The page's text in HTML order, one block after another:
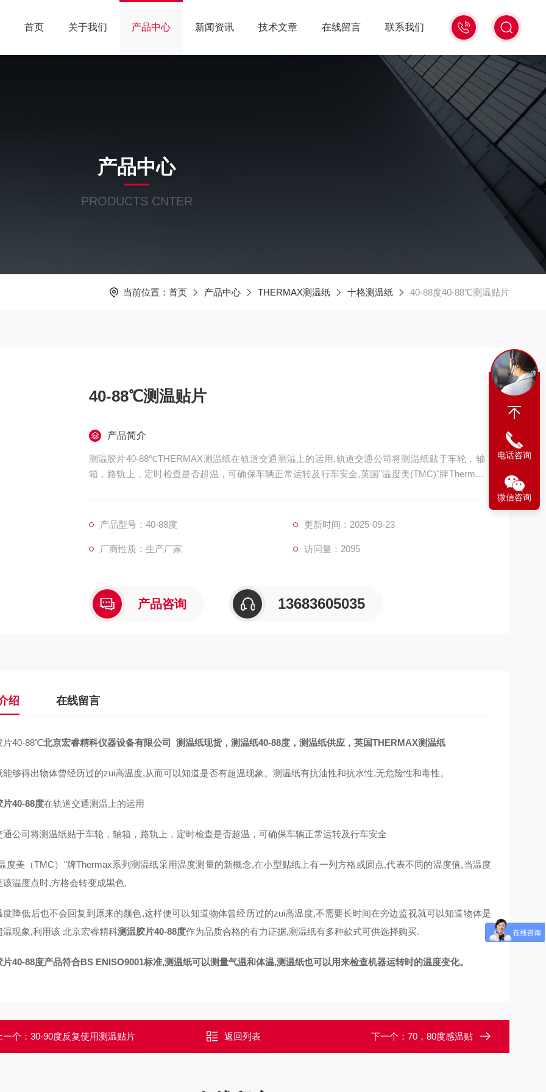
13439477936
首页 关于我们 产品中心 新闻资讯 技术文章 在线留言 联系我们
产品中心
PRODUCTS CNTER
当前位置： 首页 产品中心 THERMAX测温纸 十格测温纸 40-88度40-88℃测温贴片
40-88℃测温贴片
产品简介
测温胶片40-88℃THERMAX测温纸在轨道交通测温上的运用,轨道交通公司将测温纸贴于车轮，轴
箱，路轨上，定时检查是否超温，可确保车辆正常运转及行车安全,英国"温度美(TMC)"牌Thermax
产品型号：40-88度 更新时间：2025-09-23
厂商性质：生产厂家 访问量：2095
产品咨询 13683605035
绍 在线留言
片40-88℃北京宏睿精科仪器设备有限公司 测温纸现货，测温纸40-88度，测温纸供应，英国THERMAX测温纸
能够得出物体曾经历过的zui高温度,从而可以知道是否有超温现象。测温纸有抗油性和抗水性,无危险性和毒性。
片40-88度在轨道交通测温上的运用
通公司将测温纸贴于车轮，轴箱，路轨上，定时检查是否超温，可确保车辆正常运转及行车安全
度美（TMC）"牌Thermax系列测温纸采用温度测量的新概念,在小型贴纸上有一列方格或圆点,代表不同的温度值,当温度
该温度点时,方格会转变成黑色,
度降低后也不会回复到原来的颜色,这样便可以知道物体曾经历过的zui高温度,不需要长时间在旁边监视就可以知道物体是
温现象,利用该 北京宏睿精科测温胶片40-88度作为品质合格的有力证据,测温纸有多种款式可供选择购买.
片40-88度产品符合BS ENISO9001标准,测温纸可以测量气温和体温,测温纸也可以用来检查机器运转时的温度变化。
一个： 30-90度反复使用测温贴片 返回列表 下一个： 70，80度感温贴
电话咨询
微信咨询